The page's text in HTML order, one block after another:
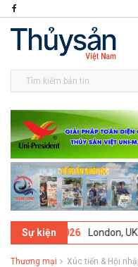
Sự kiện
2026 London, UK - Hội
Thương mại Xúc tiến & Hội